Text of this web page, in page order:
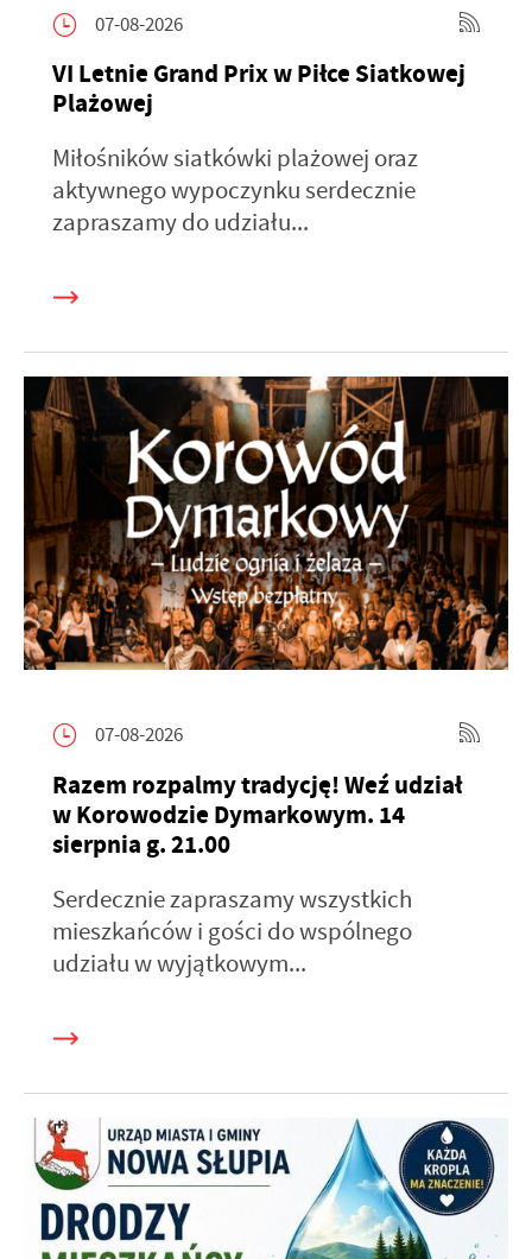
07-08-2026
VI Letnie Grand Prix w Piłce Siatkowej
Plażowej
Miłośników siatkówki plażowej oraz
aktywnego wypoczynku serdecznie
zapraszamy do udziału...
07-08-2026
Razem rozpalmy tradycję! Weź udział
w Korowodzie Dymarkowym. 14
sierpnia g. 21.00
Serdecznie zapraszamy wszystkich
mieszkańców i gości do wspólnego
udziału w wyjątkowym...